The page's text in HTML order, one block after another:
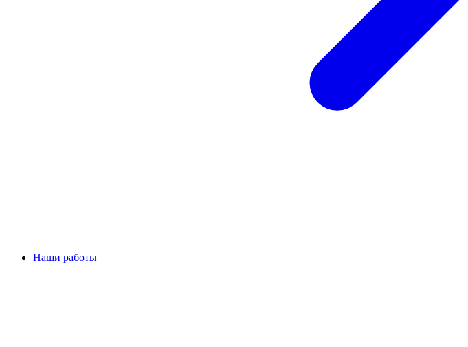
Наши работы